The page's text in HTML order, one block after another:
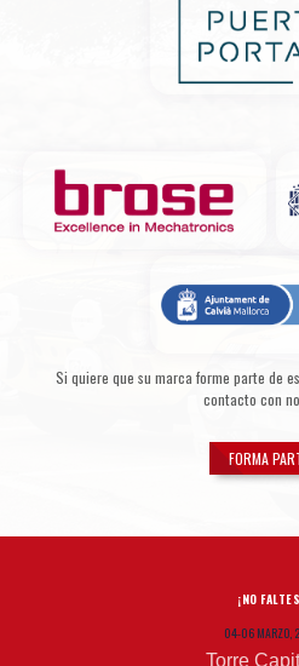
Si quiere que su marca forme parte de
contacto con
FORMA
¡NO
04-06 MARZO,
Torre